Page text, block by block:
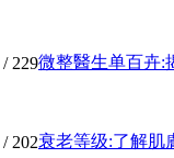
/ 229微整醫生单百卉:
/ 202衰老等级:了解肌